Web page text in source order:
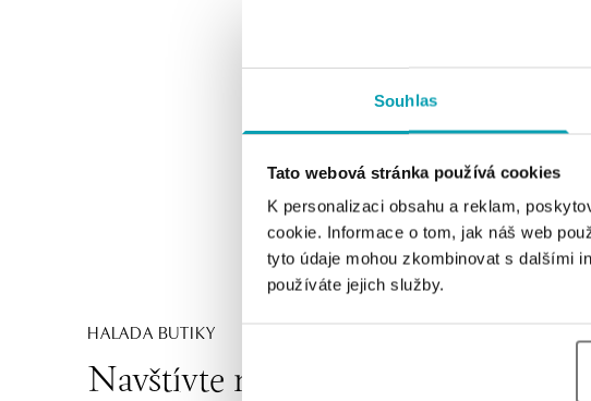
Souhlas
Tato webová stránka používá cookies
K personalizaci obsahu a reklam,
cookie. Informace o tom, jak náš web
tyto údaje mohou zkombinovat s dalšími
používáte jejich služby.
HALADA BUTIKY
Navštívte naše butiky